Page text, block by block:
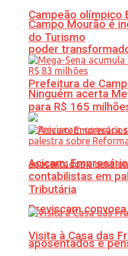
Campeão olímpico
poder
Prefeitura de
Previscam
aposentados e
Campo Mourão é
do Turismo
Ninguém acerta
para R$ 165
Acicam:
contabilistas em
Tributária
Visita à Casa das